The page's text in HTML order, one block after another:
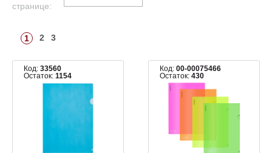
странице:
1 2 3
Код: 33560
Остаток: 1154
Код:00-00075466
Остаток:430